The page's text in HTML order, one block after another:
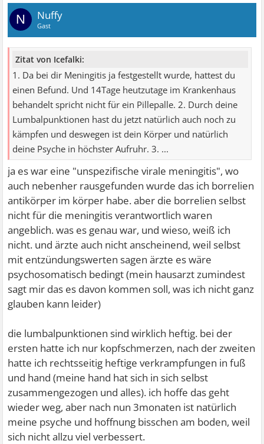
N Nuffy
Gast
Zitat von Icefalki:
1. Da bei dir Meningitis ja festgestellt wurde, hattest du
einen Befund. Und 14Tage heutzutage im Krankenhaus
behandelt spricht nicht für ein Pillepalle. 2. Durch deine
Lumbalpunktionen hast du jetzt natürlich auch noch zu
kämpfen und deswegen ist dein Körper und natürlich
deine Psyche in höchster Aufruhr. 3. ...
ja es war eine "unspezifische virale meningitis", wo
auch nebenher rausgefunden wurde das ich borrelien
antikörper im körper habe. aber die borrelien selbst
nicht für die meningitis verantwortlich waren
angeblich. was es genau war, und wieso, weiß ich
nicht. und ärzte auch nicht anscheinend, weil selbst
mit entzündungswerten sagen ärzte es wäre
psychosomatisch bedingt (mein hausarzt zumindest
sagt mir das es davon kommen soll, was ich nicht ganz
glauben kann leider)
die lumbalpunktionen sind wirklich heftig. bei der
ersten hatte ich nur kopfschmerzen, nach der zweiten
hatte ich rechtsseitig heftige verkrampfungen in fuß
und hand (meine hand hat sich in sich selbst
zusammengezogen und alles). ich hoffe das geht
wieder weg, aber nach nun 3monaten ist natürlich
meine psyche und hoffnung bisschen am boden, weil
sich nicht allzu viel verbessert.